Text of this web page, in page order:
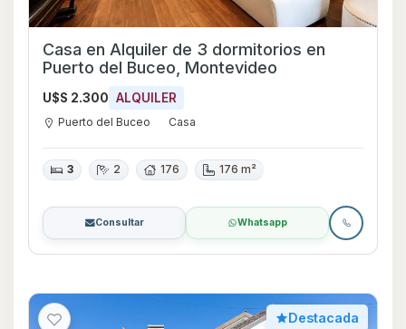
Casa en Alquiler de 3 dormitorios en
Puerto del Buceo, Montevideo
U$S 2.300 ALQUILER
Puerto del Buceo Casa
3 2 176 176 m²
Consultar Whatsapp
Destacada